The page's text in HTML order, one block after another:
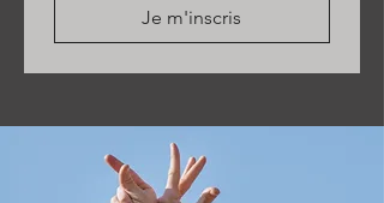
Je m'inscris